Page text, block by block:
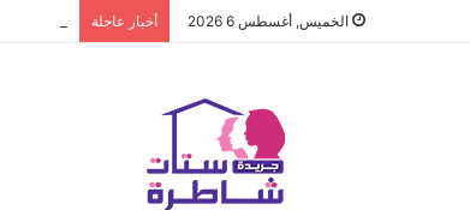
الخميس, أغسطس 6 2026 أخبار عاجلة